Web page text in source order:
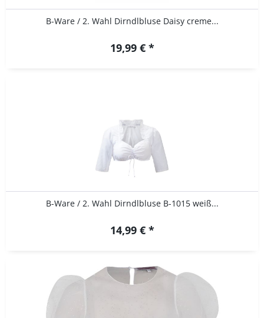
B-Ware / 2. Wahl Dirndlbluse Daisy creme...
19,99 € *
B-Ware / 2. Wahl Dirndlbluse B-1015 weiß...
14,99 € *